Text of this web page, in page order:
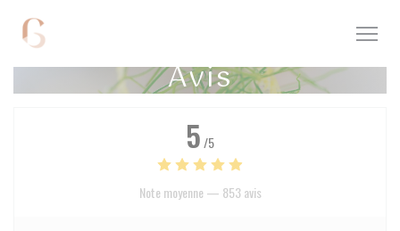
Personnalisation de vos choix en matière de cookies
Avis
5 /5
Note moyenne — 853 avis